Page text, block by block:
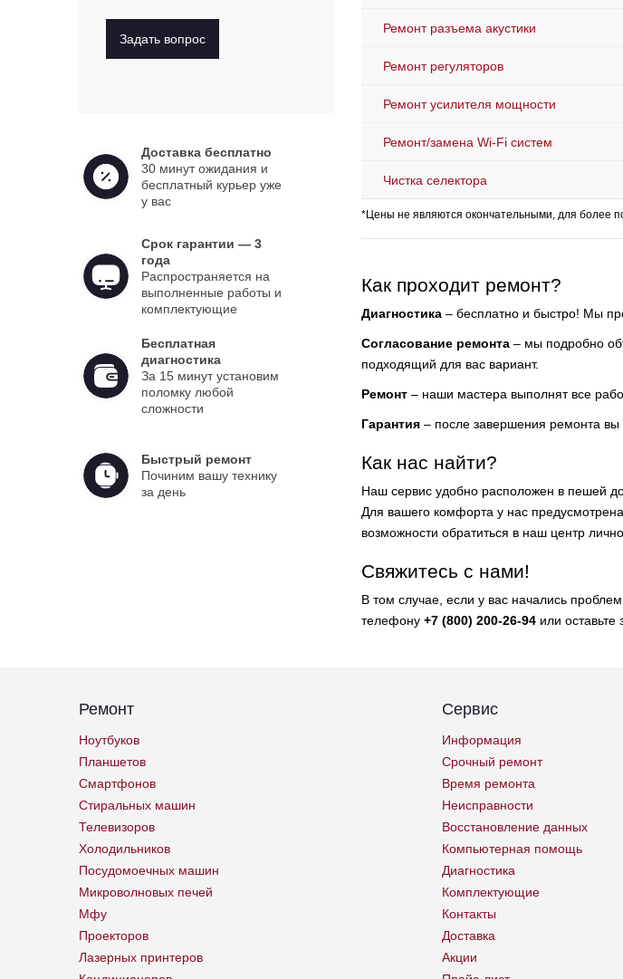
Задать вопрос
Доставка бесплатно
30 минут ожидания и
бесплатный курьер уже
у вас
Срок гарантии — 3
года
Распространяется на
выполненные работы и
комплектующие
Бесплатная
диагностика
За 15 минут установим
поломку любой
сложности
Быстрый ремонт
Починим вашу технику
за день
Ремонт разъема акустики
Ремонт регуляторов
Ремонт усилителя мощности
Ремонт/замена Wi-Fi систем
Чистка селектора
*Цены не являются окончательными, для более
Как проходит ремонт?
Диагностика – бесплатно и быстро! Мы
Согласование ремонта – мы подробно
подходящий для вас вариант.
Ремонт – наши мастера выполнят все
Гарантия – после завершения ремонта вы
Как нас найти?
Наш сервис удобно расположен в пешей
Для вашего комфорта у нас предусмотрена
возможности обратиться в наш центр лично.
Свяжитесь с нами!
В том случае, если у вас начались
телефону +7 (800) 200-26-94 или
Ремонт
Ноутбуков
Планшетов
Смартфонов
Стиральных машин
Телевизоров
Холодильников
Посудомоечных машин
Микроволновых печей
Мфу
Проекторов
Лазерных принтеров
Сервис
Информация
Срочный ремонт
Время ремонта
Неисправности
Восстановление данных
Компьютерная помощь
Диагностика
Комплектующие
Контакты
Доставка
Акции